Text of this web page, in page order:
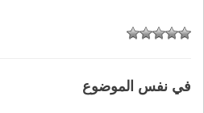
في نفس الموضوع